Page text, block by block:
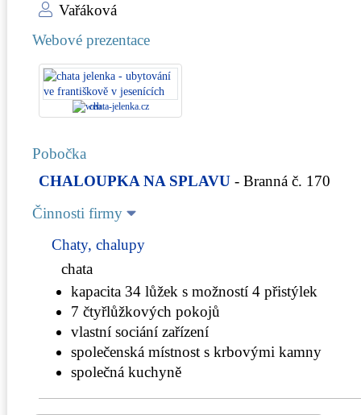
Vařáková
Webové prezentace
chata-jelenka.cz
Pobočka
CHALOUPKA NA SPLAVU - Branná č. 170
Činnosti firmy
Chaty, chalupy
chata
kapacita 34 lůžek s možností 4 přistýlek
7 čtyřlůžkových pokojů
vlastní sociání zařízení
společenská místnost s krbovými kamny
společná kuchyně